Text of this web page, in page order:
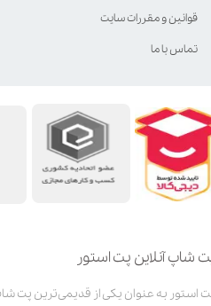
شاپ آنلاین پت استور
قوانین و مقررات سایت
تماس با ما